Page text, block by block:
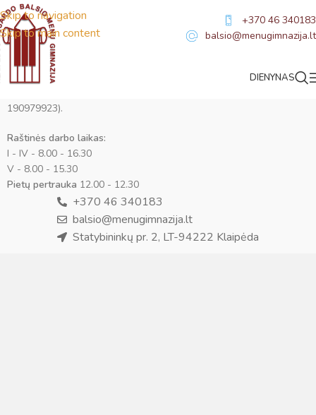
Skip to navigation
Skip to main content
+370 46 340183
balsio@menugimnazija.lt
DIENYNAS
Raštinė
190979923).
Raštinės darbo laikas:
I - IV - 8.00 - 16.30
V - 8.00 - 15.30
Pietų pertrauka 12.00 - 12.30
+370 46 340183
balsio@menugimnazija.lt
Statybininkų pr. 2, LT-94222 Klaipėda
Virtualus asistentas
Sveiki! Taip, aš esu virtualus. Tačiau dirbtinis intelektas
suteikia man galimybę ne tik analizuoti Jūsų klausimą, bet
dar tobulai atsimenu visą šioje svetainėje pateiktą